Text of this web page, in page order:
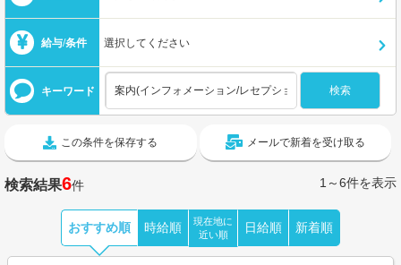
給与/条件 選択してください
キーワード
この条件を保存する メールで新着を受け取る
検索結果6件 1～6件を表示
おすすめ順 時給順
現在地に
近い順
日給順 新着順